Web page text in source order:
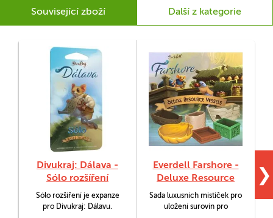
Související zboží Další z kategorie
Divukraj: Dálava -
Sólo rozšíření
Sólo rozšíření je expanze
pro Divukraj: Dálavu.
Everdell Farshore -
Deluxe Resource
Vessels
Sada luxusních mističek pro
uložení surovin pro
❯